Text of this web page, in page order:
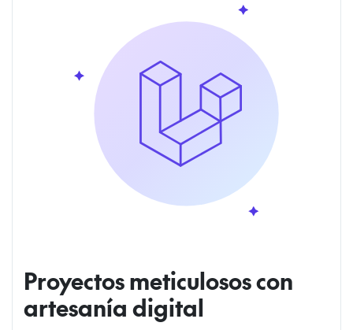
Proyectos meticulosos con
artesanía digital